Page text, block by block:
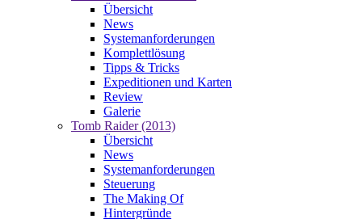
Übersicht
News
Systemanforderungen
Komplettlösung
Tipps & Tricks
Expeditionen und Karten
Review
Galerie
Tomb Raider (2013)
Übersicht
News
Systemanforderungen
Steuerung
The Making Of
Hintergründe